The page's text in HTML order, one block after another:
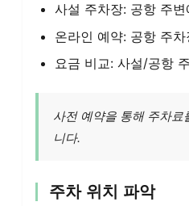
사설 주차장: 공항 주
온라인 예약: 공항 주
요금 비교: 사설/공항
사전 예약을 통해 주차료
니다.
주차 위치 파악